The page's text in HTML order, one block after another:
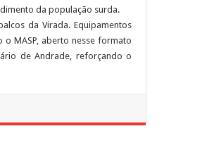
da população surda.
da Virada. Equipamentos
MASP, aberto nesse formato
de Andrade, reforçando o